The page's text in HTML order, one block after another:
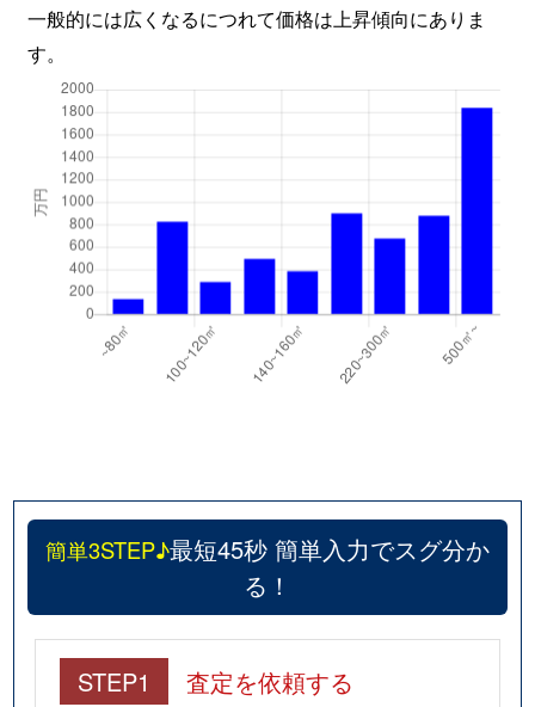
一般的には広くなるにつれて価格は上昇傾向にありま
す。
簡単3STEP♪最短45秒 簡単入力でスグ分か
る！
STEP1 査定を依頼する